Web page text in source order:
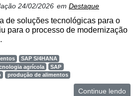
24/02/2026 em Destaque
de soluções tecnológicas para o
para o processo de modernização
SAP S/4HANA
agrícola
SAP
produção de alimentos
Continue lendo